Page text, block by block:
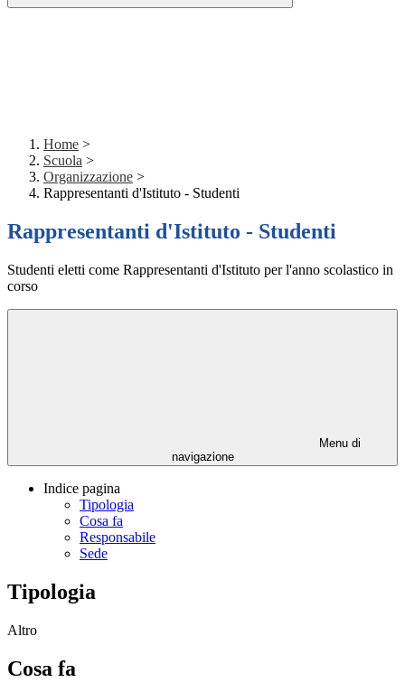
Home >
Scuola >
Organizzazione >
Rappresentanti d'Istituto - Studenti
Rappresentanti d'Istituto - Studenti
Studenti eletti come Rappresentanti d'Istituto per l'anno scolastico in
corso
Menu di
navigazione
Indice pagina
Tipologia
Cosa fa
Responsabile
Sede
Tipologia
Altro
Cosa fa